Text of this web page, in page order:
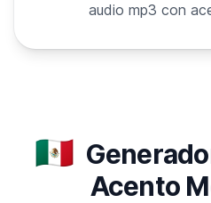
audio mp3 con
🇲🇽
Acento